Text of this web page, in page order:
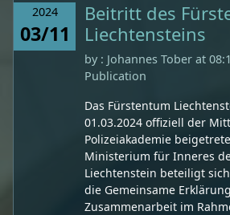
2024
03/11
Beitritt des
Liechtensteins
by : Johannes Tober at
Publication
​Das Fürstentum
01.03.2024 offiziell der
Polizeiakademie
Ministerium für Inneres
Liechtenstein beteiligt
die Gemeinsame
Zusammenarbeit im